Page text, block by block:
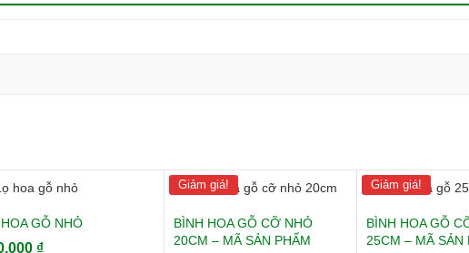
GỖ NHỎ
₫
Giảm giá!
BÌNH HOA GỖ CỠ NHỎ
20CM – MÃ SẢN PHẨM
Giảm giá!
BÌNH HOA GỖ
25CM – MÃ SẢN